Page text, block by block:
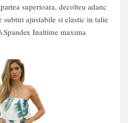
superioara, decolteu adanc
subtiri ajustabile si elastic in talie
Inaltime maxima